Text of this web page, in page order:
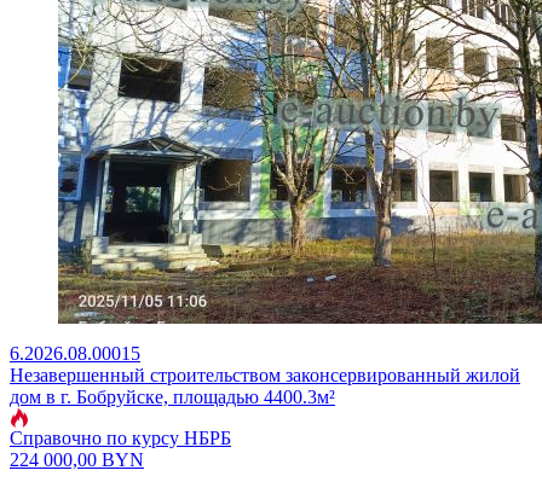
6.2026.08.00015
Незавершенный строительством законсервированный жилой
дом в г. Бобруйске, площадью 4400.3м²
Справочно по курсу НБРБ
224 000,00 BYN